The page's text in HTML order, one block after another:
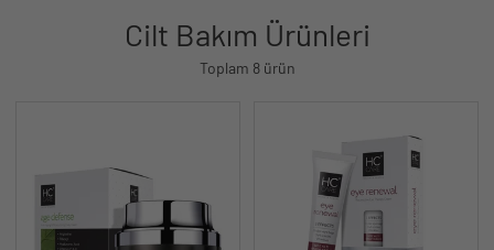
Cilt Bakım Ürünleri
Toplam 8 ürün